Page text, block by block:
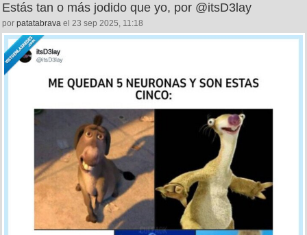
Estás tan o más jodido que yo, por @itsD3lay
por patatabrava el 23 sep 2025, 11:18